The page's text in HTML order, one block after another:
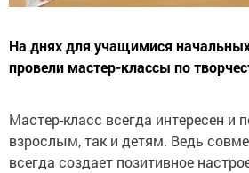
На днях для учащимися
провели мастер-классы по
Мастер-класс всегда интересен и
взрослым, так и детям. Ведь
всегда создает позитивное